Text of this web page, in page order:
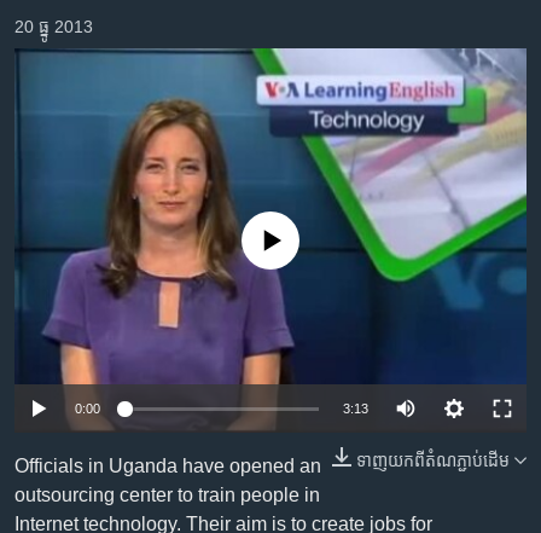
រចនា
សម្ព័ន្ធ​
ទៅ​
ស្វែង​
រក
កម្ពុជាច្នៃប្រតិដ្ឋ
ទូរទស្សន៍ / វីដេអូ​
វិទ្យុ / ផតខាសថ៍
កម្មវិធីទាំងអស់
Khmer English
បណ្តាញ​សង្គម
ភាសា
20 ធ្នូ 2013
No media source currently available
0:00 3:13
ទាញ​យក​ពី​តំណភ្ជាប់​ដើម
Officials in Uganda have opened an
outsourcing center to train people in
Internet technology. Their aim is to create jobs for